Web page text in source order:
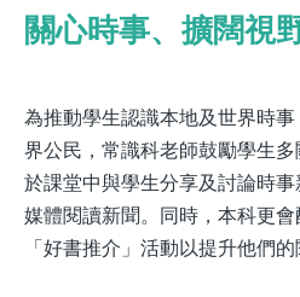
關心時事、擴闊視
為推動學生認識本地及世界時
界公民，常識科老師鼓勵學生多
於課堂中與學生分享及討論時
媒體閱讀新聞。同時，本科更
「好書推介」活動以提升他們的